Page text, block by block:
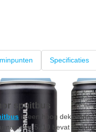
Specificaties
spuitbus
is een hoog dekkende
5210 bevat